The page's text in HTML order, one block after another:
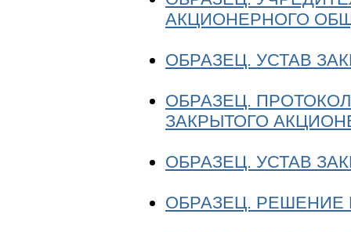
АКЦИОНЕРНОГО
ОБРАЗЕЦ. УСТАВ
ОБРАЗЕЦ.
ЗАКРЫТОГО
ОБРАЗЕЦ. УСТАВ
ОБРАЗЕЦ. РЕШЕНИЕ N